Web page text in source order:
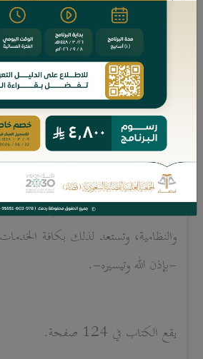
هذه النسخة ستُحَدَّث باستمرار -إن
مواكِبَةً لأي تحديث يطرأ على هذا النظام.
ولا يفوتنا بهذه المناسبة شكر من
وتقديمه إلى الجمعية لإخراجه ونشره؛
الله بن محمّد بن سريع السّريع، كاتب
والجمعية ترحب بالتعاون مع
المتخصصين الراغبين بتقديم
والنظامية، وتستعد لذلك بكافة الخدمات
-بإذن الله وتيسيره-.
يقع الكتاب في 124 صفحة.